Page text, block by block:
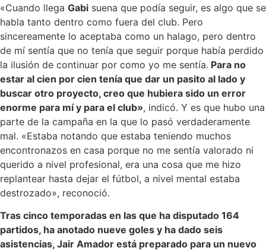
«Cuando llega Gabi suena que podía seguir, es algo que se
habla tanto dentro como fuera del club. Pero
sincereamente lo aceptaba como un halago, pero dentro
de mí sentía que no tenía que seguir porque había perdido
la ilusión de continuar por como yo me sentía. Para no
estar al cien por cien tenía que dar un pasito al lado y
buscar otro proyecto, creo que hubiera sido un error
enorme para mí y para el club», indicó. Y es que hubo una
parte de la campaña en la que lo pasó verdaderamente
mal. «Estaba notando que estaba teniendo muchos
encontronazos en casa porque no me sentía valorado ni
querido a nivel profesional, era una cosa que me hizo
replantear hasta dejar el fútbol, a nivel mental estaba
destrozado», reconoció.
Tras cinco temporadas en las que ha disputado 164
partidos, ha anotado nueve goles y ha dado seis
asistencias, Jair Amador está preparado para un nuevo